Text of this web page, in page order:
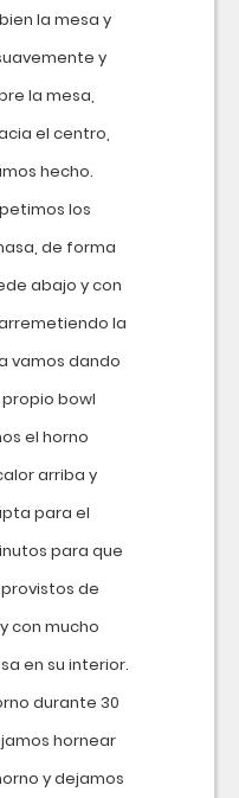
la mesa y
y
la mesa,
el centro,
hecho.
los
de forma
abajo y con
la
vamos dando
bowl
el horno
arriba y
para el
para que
de
con mucho
en su interior.
durante 30
hornear
y dejamos